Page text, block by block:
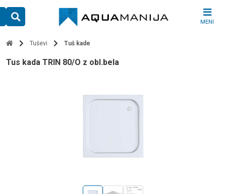
content
MENI
Tuševi Tuš kade
tus kada TRIN 80/O z obl.bela